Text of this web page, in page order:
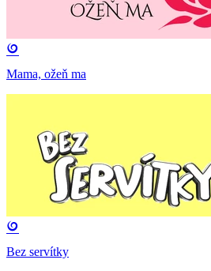
Mama, ožeň ma
Bez servítky